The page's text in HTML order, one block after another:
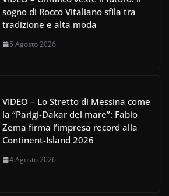
sogno di Rocco Vitaliano sfila tra
tradizione e alta moda
5 Agosto 2026
VIDEO – Lo Stretto di Messina come
la “Parigi-Dakar del mare”: Fabio
Zema firma l’impresa record alla
Continent-Island 2026
4 Agosto 2026